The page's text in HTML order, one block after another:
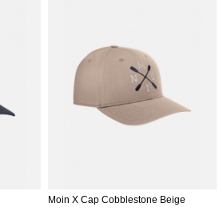
Moin X Cap Cobblestone Beige